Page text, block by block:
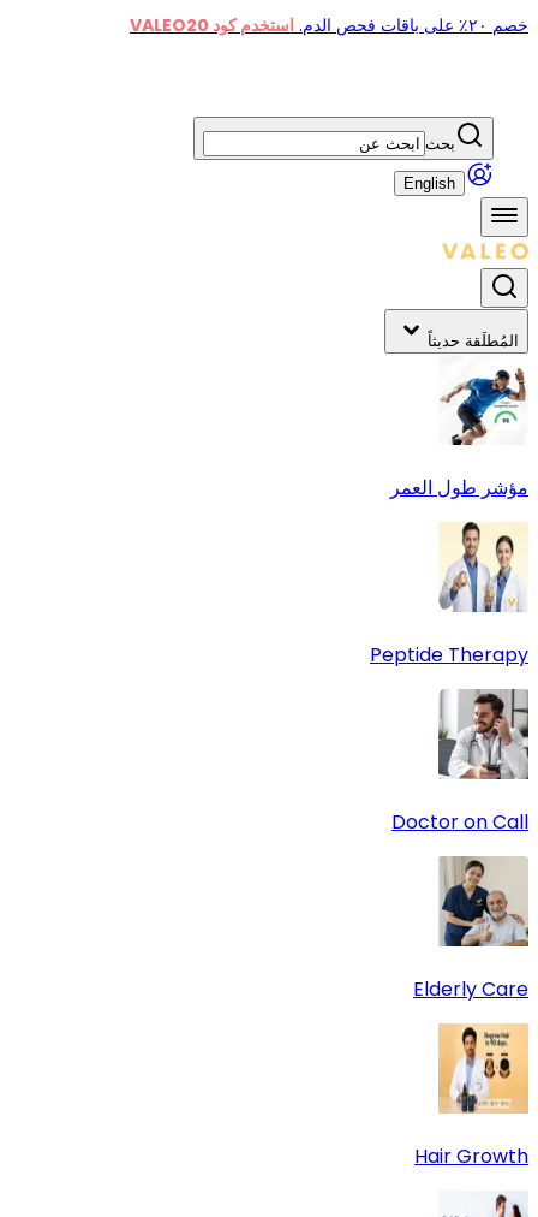
خصم ٢٠٪ على باقات فحص الدم. استخدم كود VALEO20
بحث
English
المُطلَقة حديثاً
مؤشر طول العمر
Peptide Therapy
Doctor on Call
Elderly Care
Hair Growth